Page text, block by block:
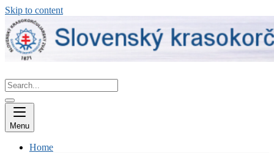
Skip to content
Menu
Home